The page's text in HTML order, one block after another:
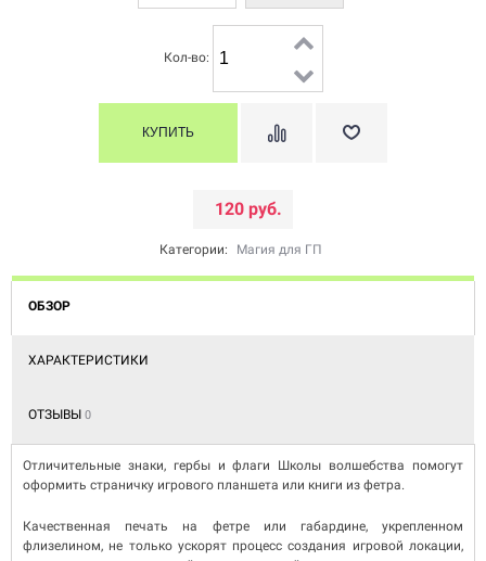
Кол-во:
120 руб.
Категории: Магия для ГП
ОБЗОР
ХАРАКТЕРИСТИКИ
ОТЗЫВЫ 0
Отличительные знаки, гербы и флаги Школы волшебства помогут
оформить страничку игрового планшета или книги из фетра.
Качественная печать на фетре или габардине, укрепленном
флизелином, не только ускорят процесс создания игровой локации,